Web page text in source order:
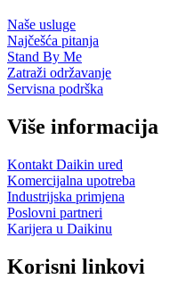
Naše usluge
Najčešća pitanja
Stand By Me
Zatraži održavanje
Servisna podrška
Više informacija
Kontakt Daikin ured
Komercijalna upotreba
Industrijska primjena
Poslovni partneri
Karijera u Daikinu
Korisni linkovi